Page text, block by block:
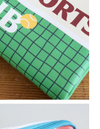
AFTEE先享後付」服務完成之交
並將交易相關給付款項請求債
址：https://aftee.tw/terms/#terms3
或監護人之同意方可使用
起之損失，本公司不負相關責
別帳號之用戶狀況，依本公司即
足之情形，本公司將視審查結果
註冊。若發現惡意使用之情形，